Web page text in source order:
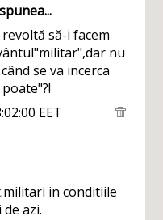
spunea...
să-i facem
nu
se va incerca
EET
in conditiile
azi.